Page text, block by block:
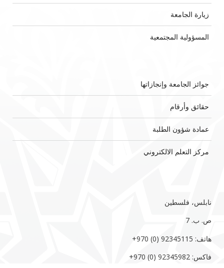
زيارة الجامعة
المسؤولية المجتمعية
جوائز الجامعة وإنجازاتها
حقائق وأرقام
عمادة شؤون الطلبة
مركز التعلم الالكتروني
نابلس، فلسطين
ص. ب. 7‏
هاتف: 92345115 (0) 970‏‎+‎
فاكس: 92345982 (0) 970‏‎+‎